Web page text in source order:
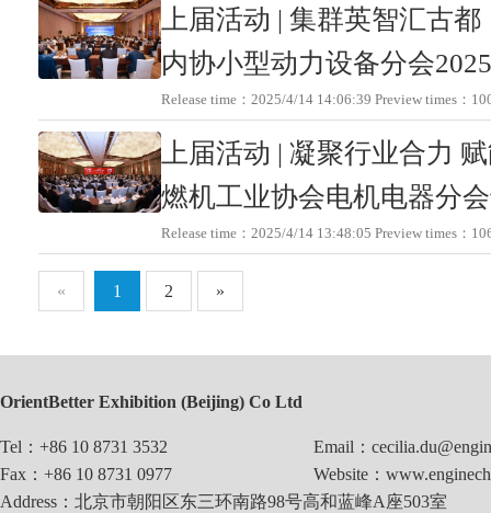
上届活动 | 集群英智汇古
内协小型动力设备分会
Release time：2025/4/14 14:06:39 Preview times
上届活动 | 凝聚行业合力
燃机工业协会电机电器分
Release time：2025/4/14 13:48:05 Preview times
« 1 2 »
OrientBetter Exhibition (Beijing) Co Ltd
Tel：+86 10 8731 3532
Email：
Fax：+86 10 8731 0977
Website：
Address：北京市朝阳区东三环南路98号高和蓝峰A座503室